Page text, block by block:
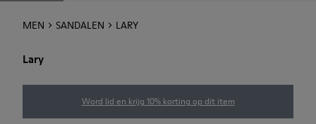
MEN SANDALEN LARY
Lary
Word lid en krijg 10% korting op dit item